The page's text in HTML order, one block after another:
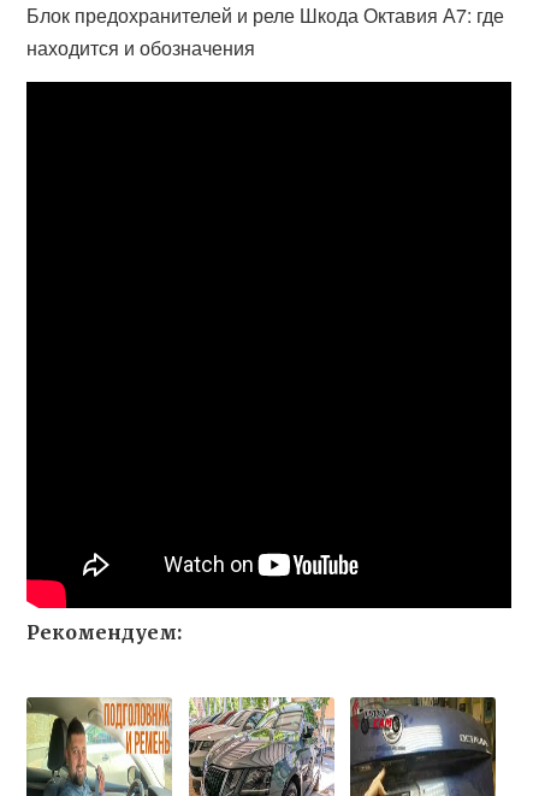
Блок предохранителей и реле Шкода Октавия А7: где
находится и обозначения
Рекомендуем: